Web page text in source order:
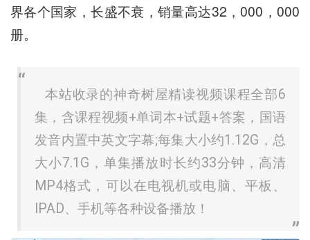
界各个国家，长盛不衰，销量高达32，000，000
册。
本站收录的神奇树屋精读视频课程全部6
集，含课程视频+单词本+试题+答案，国语
发音内置中英文字幕;每集大小约1.12G，总
大小7.1G，单集播放时长约33分钟，高清
MP4格式，可以在电视机或电脑、平板、
IPAD、手机等各种设备播放！